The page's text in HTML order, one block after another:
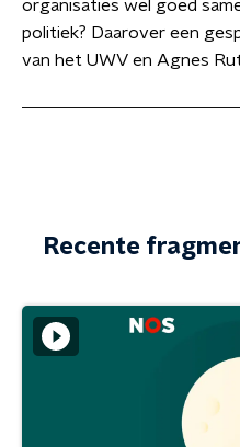
organisaties wel goed
politiek? Daarover een
van het UWV en Agnes
Recente